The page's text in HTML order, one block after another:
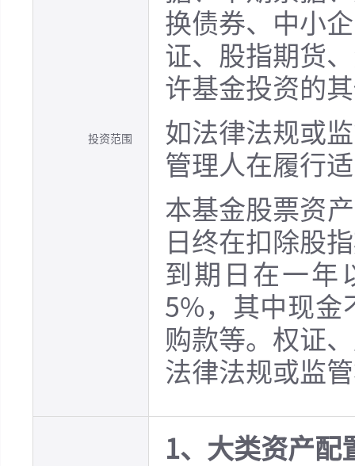
投资范围
换债券、中小
证、股指期货
许基金投资的
如法律法规或
管理人在履行
本基金股票资
日终在扣除股
到期日在一年
5%，其中现金
购款等。权证
法律法规或监
1、大类资产配